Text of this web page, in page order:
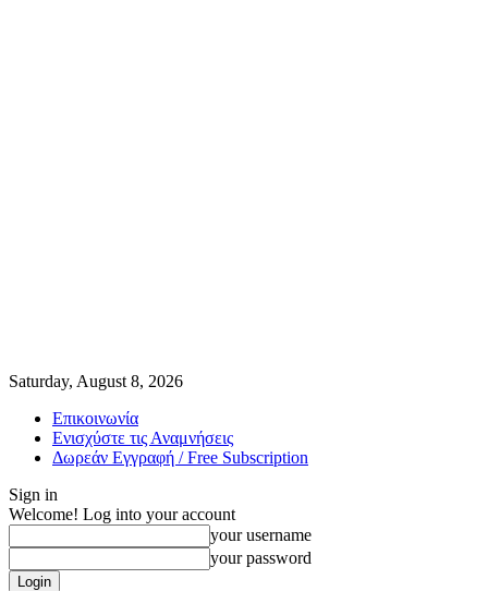
Saturday, August 8, 2026
Επικοινωνία
Ενισχύστε τις Αναμνήσεις
Δωρεάν Εγγραφή / Free Subscription
Sign in
Welcome! Log into your account
your username
your password